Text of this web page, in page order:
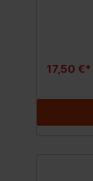
17,50 €*